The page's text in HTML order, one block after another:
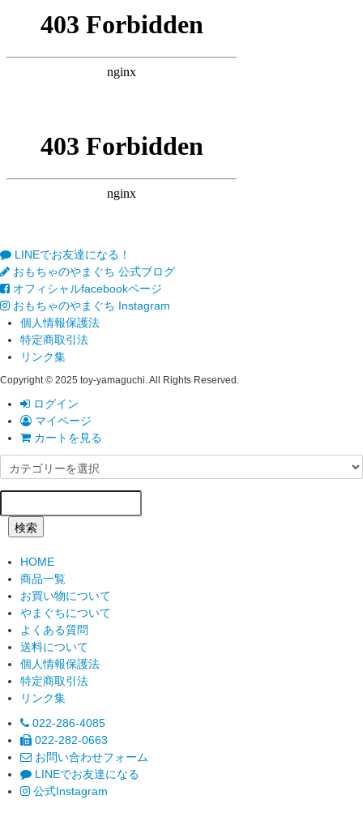
LINEでお友達になる！
おもちゃのやまぐち 公式ブログ
オフィシャルfacebookページ
おもちゃのやまぐち Instagram
個人情報保護法
特定商取引法
リンク集
Copyright © 2025 toy-yamaguchi. All Rights Reserved.
ログイン
マイページ
カートを見る
検索
HOME
商品一覧
お買い物について
やまぐちについて
よくある質問
送料について
個人情報保護法
特定商取引法
リンク集
022-286-4085
022-282-0663
お問い合わせフォーム
LINEでお友達になる
公式Instagram